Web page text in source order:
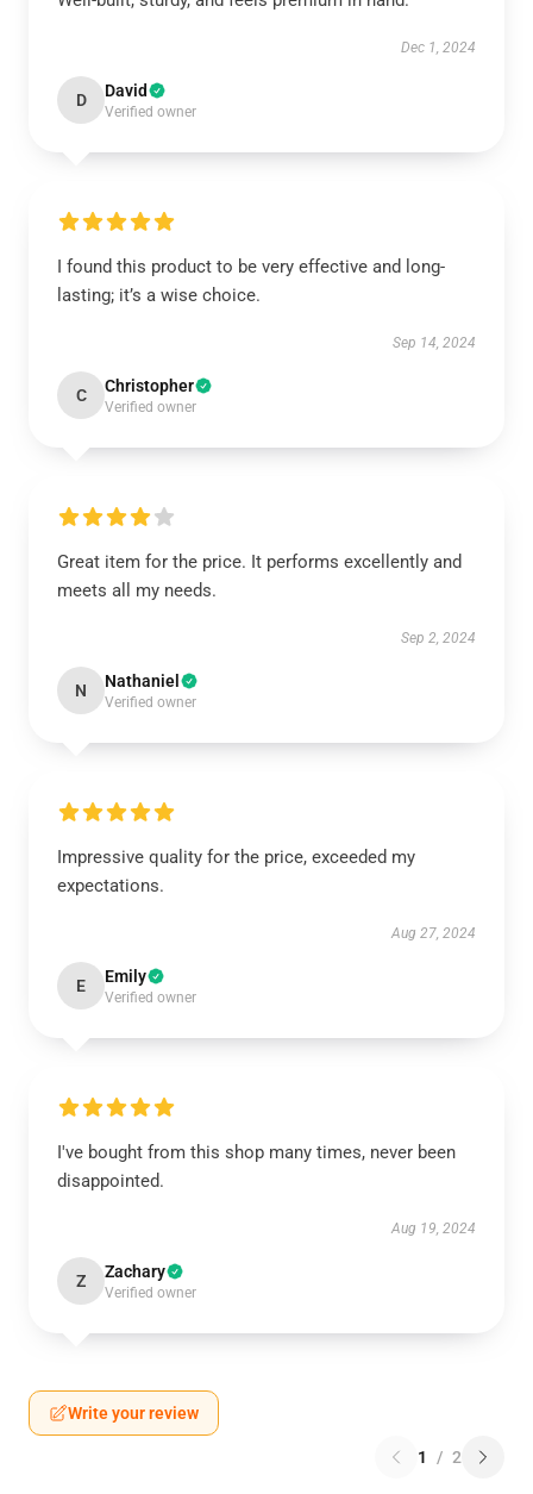
Dec 1, 2024
D David
Verified owner
I found this product to be very effective and long-
lasting; it’s a wise choice.
Sep 14, 2024
C Christopher
Verified owner
Great item for the price. It performs excellently and
meets all my needs.
Sep 2, 2024
N Nathaniel
Verified owner
Impressive quality for the price, exceeded my
expectations.
Aug 27, 2024
E Emily
Verified owner
I've bought from this shop many times, never been
disappointed.
Aug 19, 2024
Z Zachary
Verified owner
Write your review
1 / 2